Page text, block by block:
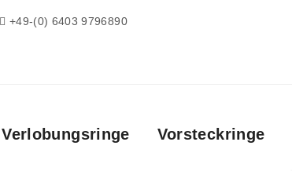
+49-(0) 6403 9796890
Verlobungsringe Vorsteckringe